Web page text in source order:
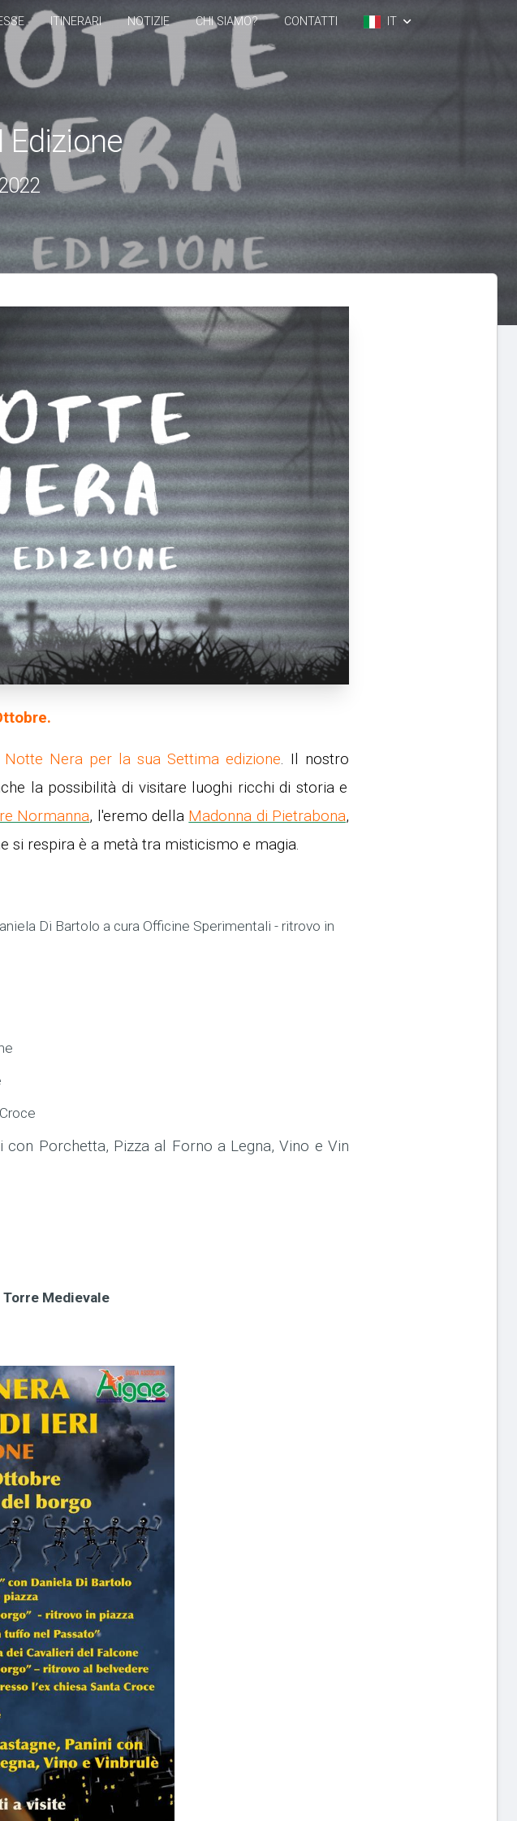
ITINERARI NOTIZIE CHI SIAMO? CONTATTI IT
Edizione
Nera per la sua Settima edizione. Il nostro
la possibilità di visitare luoghi ricchi di storia e
Normanna, l'eremo della Madonna di Pietrabona,
si respira è a metà tra misticismo e magia.
Di Bartolo a cura Officine Sperimentali - ritrovo in
Porchetta, Pizza al Forno a Legna, Vino e Vin
Medievale